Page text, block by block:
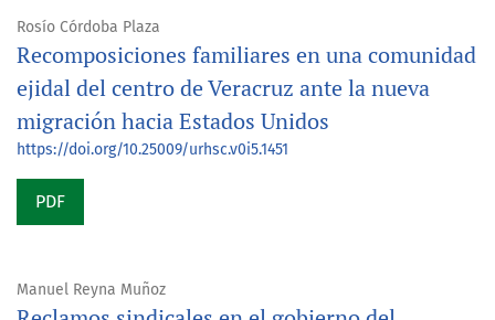
Rosío Córdoba Plaza
Recomposiciones familiares en una comunidad
ejidal del centro de Veracruz ante la nueva
migración hacia Estados Unidos
https://doi.org/10.25009/urhsc.v0i5.1451
PDF
Manuel Reyna Muñoz